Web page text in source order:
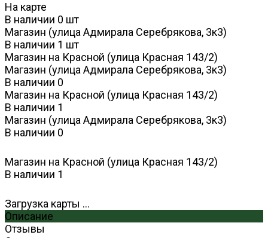
На карте
В наличии 0 шт
Магазин (улица Адмирала Серебрякова, 3к3)
В наличии 1 шт
Магазин на Красной (улица Красная 143/2)
Магазин (улица Адмирала Серебрякова, 3к3)
В наличии 0
Магазин на Красной (улица Красная 143/2)
В наличии 1
Магазин (улица Адмирала Серебрякова, 3к3)
В наличии 0
Магазин на Красной (улица Красная 143/2)
В наличии 1
Загрузка карты ...
Описание
Отзывы